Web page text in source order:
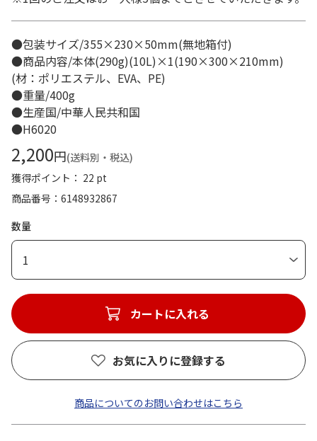
●包装サイズ/355×230×50mm(無地箱付)
●商品内容/本体(290g)(10L)×1(190×300×210mm)
(材：ポリエステル、EVA、PE)
●重量/400g
●生産国/中華人民共和国
●H6020
2,200円(送料別・税込)
獲得ポイント： 22 pt
商品番号
6148932867
数量
1
カートに入れる
お気に入りに登録する
商品についてのお問い合わせはこちら